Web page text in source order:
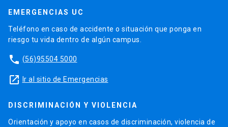
EMERGENCIAS UC
Teléfono en caso de accidente o situación que ponga en
riesgo tu vida dentro de algún campus.
phone (56)95504 5000
launch Ir al sitio de Emergencias
DISCRIMINACIÓN Y VIOLENCIA
Orientación y apoyo en casos de discriminación, violencia de